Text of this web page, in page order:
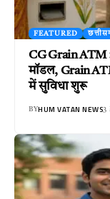
FEATURED
CG Grain ATM
मॉडल, Grain
में सुविधा शुरू
BYHUM VATAN NEWS3